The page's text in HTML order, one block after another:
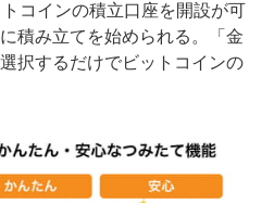
コインの積立口座を開設が可
積み立てを始められる。「金
択するだけでビットコインの